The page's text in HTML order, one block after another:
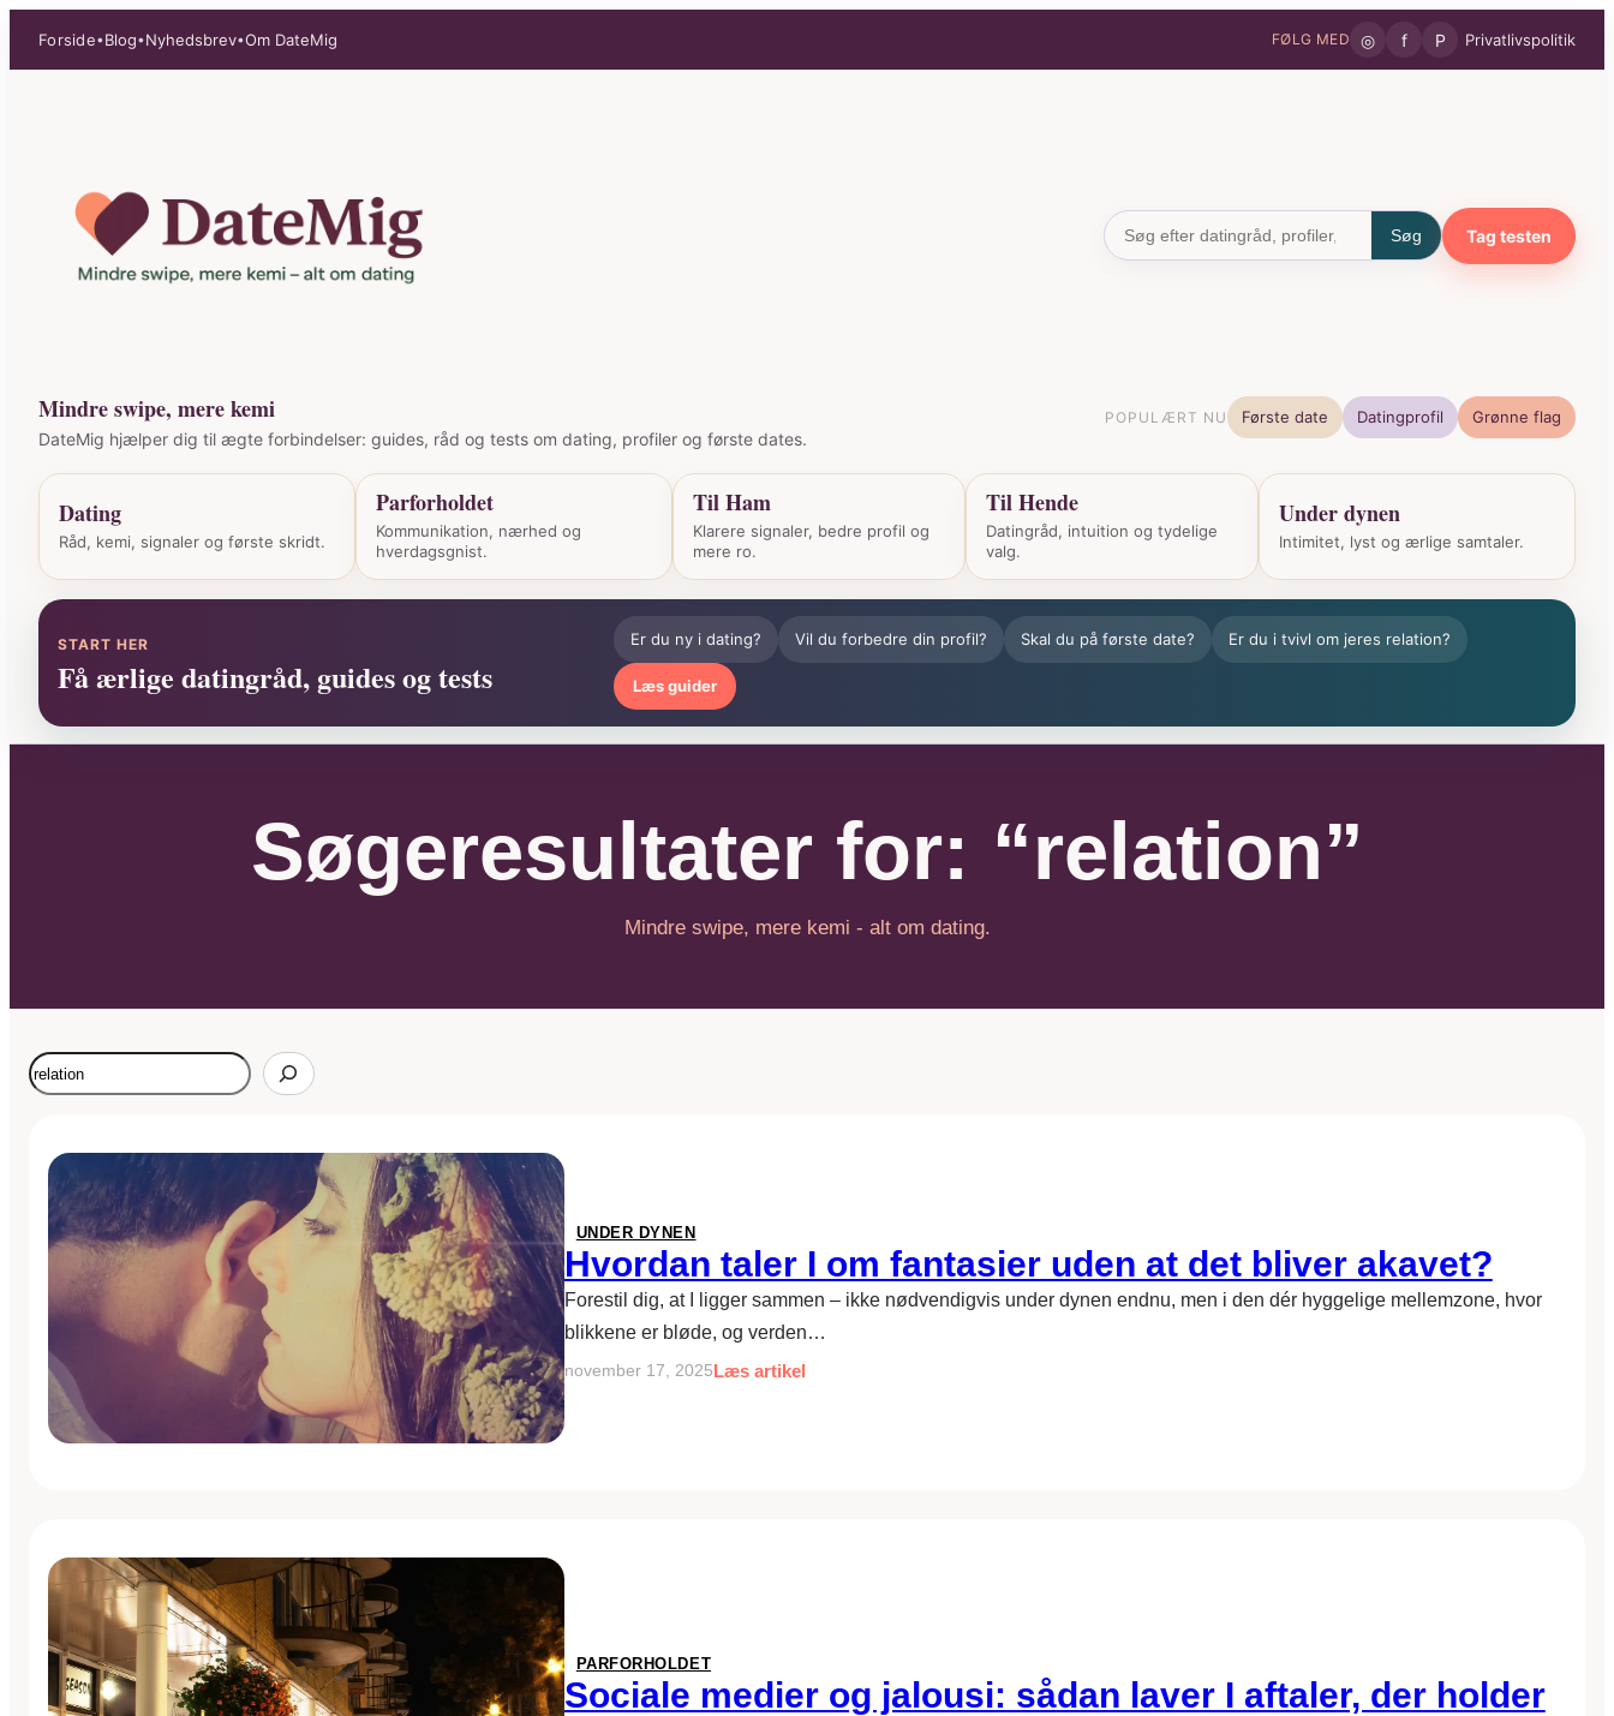
Forside•Blog•Nyhedsbrev•Om DateMig FØLG MED ◎ f P Privatlivspolitik
Søg Tag testen
Mindre swipe, mere kemi
DateMig hjælper dig til ægte forbindelser: guides, råd og tests om dating, profiler og første dates.
POPULÆRT NU Første date Datingprofil Grønne flag
Dating
Råd, kemi, signaler og første skridt.
Parforholdet
Kommunikation, nærhed og
hverdagsgnist.
Til Ham
Klarere signaler, bedre profil og
mere ro.
Til Hende
Datingråd, intuition og tydelige
valg.
Under dynen
Intimitet, lyst og ærlige samtaler.
START HER
Få ærlige datingråd, guides og tests
Er du ny i dating? Vil du forbedre din profil? Skal du på første date? Er du i tvivl om jeres relation?
Læs guider
Søgeresultater for: “relation”
Mindre swipe, mere kemi - alt om dating.
Søg
UNDER DYNEN
Hvordan taler I om fantasier uden at det bliver akavet?
Forestil dig, at I ligger sammen – ikke nødvendigvis under dynen endnu, men i den dér hyggelige mellemzone, hvor
blikkene er bløde, og verden…
november 17, 2025Læs artikel
PARFORHOLDET
Sociale medier og jalousi: sådan laver I aftaler, der holder